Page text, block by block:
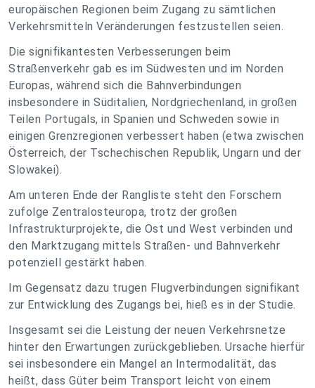
europäischen Regionen beim Zugang zu sämtlichen
Verkehrsmitteln Veränderungen festzustellen seien.
Die signifikantesten Verbesserungen beim
Straßenverkehr gab es im Südwesten und im Norden
Europas, während sich die Bahnverbindungen
insbesondere in Süditalien, Nordgriechenland, in großen
Teilen Portugals, in Spanien und Schweden sowie in
einigen Grenzregionen verbessert haben (etwa zwischen
Österreich, der Tschechischen Republik, Ungarn und der
Slowakei).
Am unteren Ende der Rangliste steht den Forschern
zufolge Zentralosteuropa, trotz der großen
Infrastrukturprojekte, die Ost und West verbinden und
den Marktzugang mittels Straßen- und Bahnverkehr
potenziell gestärkt haben.
Im Gegensatz dazu trugen Flugverbindungen signifikant
zur Entwicklung des Zugangs bei, hieß es in der Studie.
Insgesamt sei die Leistung der neuen Verkehrsnetze
hinter den Erwartungen zurückgeblieben. Ursache hierfür
sei insbesondere ein Mangel an Intermodalität, das
heißt, dass Güter beim Transport leicht von einem